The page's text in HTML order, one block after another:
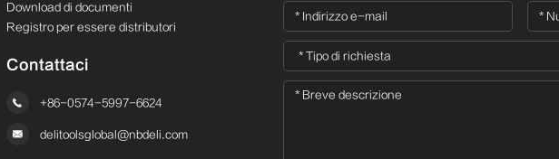
Download di documenti
Registro per essere distributori
Contattaci
 +86-0574-5997-6624
 delitoolsglobal@nbdeli.com